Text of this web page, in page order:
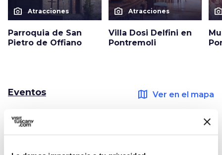
photo_camera Atracciones
Parroquia de San
Pietro de Offiano
photo_camera Atracciones
Villa Dosi Delfini en
Pontremoli
Eventos map Ver en el mapa